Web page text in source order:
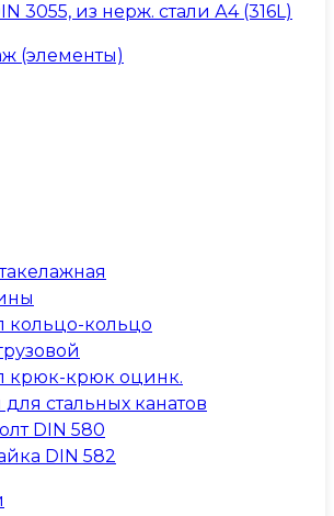
3055, из нерж. стали А4 (316L)
(элементы)
кольцо-кольцо
крюк-крюк оцинк.
стальных канатов
DIN 580
DIN 582